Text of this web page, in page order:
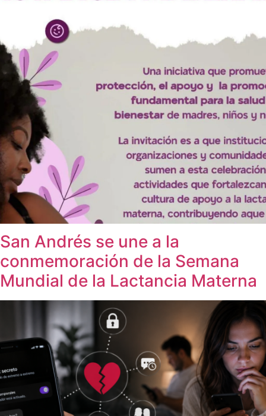
San Andrés se une a la
conmemoración de la Semana
Mundial de la Lactancia Materna